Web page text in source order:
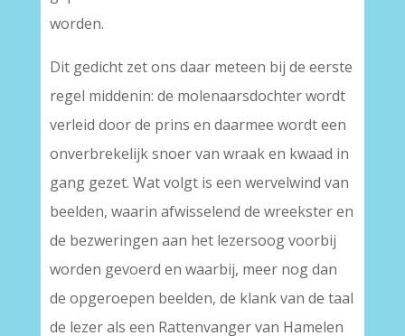
worden.
Dit gedicht zet ons daar meteen bij de eerste
regel middenin: de molenaarsdochter wordt
verleid door de prins en daarmee wordt een
onverbrekelijk snoer van wraak en kwaad in
gang gezet. Wat volgt is een wervelwind van
beelden, waarin afwisselend de wreekster en
de bezweringen aan het lezersoog voorbij
worden gevoerd en waarbij, meer nog dan
de opgeroepen beelden, de klank van de taal
de lezer als een Rattenvanger van Hamelen